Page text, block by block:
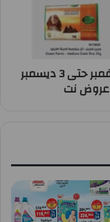
عروض بن داود السعودية اليوم 20 نوفمبر حتى 3 ديسمبر